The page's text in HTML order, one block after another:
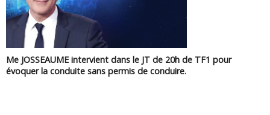
Me JOSSEAUME intervient dans le JT de 20h de TF1 pour
évoquer la conduite sans permis de conduire.